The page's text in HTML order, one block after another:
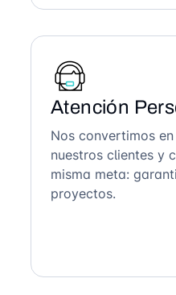
Atención
Nos convertimos
nuestros clientes y
misma meta:
proyectos.